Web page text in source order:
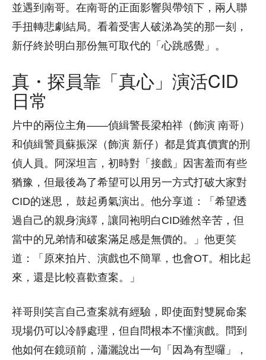
並遇到南哥。在南哥的正面影響與帶領下，兩人聯
手扭轉悲劇結局。看着受害人破涕為笑的那一刻，
新仔終於明白那份無可取代的「心跳感覺」。
真・探員靠「真心」演活CID
日常
片中的兩位主角——偵緝警長梁柏祥（飾演 南哥）
和偵緝警員蘇振深（飾演 新仔）都是貨真價實的刑
偵人員。阿深坦言，初時對「接戲」因害羞而有些
猶豫，但最後為了希望可以用另一方式打破大家對
CID的迷思， 鼓起勇氣演出。他分享道：「希望透
過自己的親身演繹，讓同袍明白CID雖然辛苦，但
當中的兄弟情和破案滿足感是無價的。」他更笑
道：「原來拍片、演戲也不簡單，也會OT。相比起
來，還是比較喜歡查案。」
祥哥則笑言自己查案就有經驗，即使面對雙屍命案
現場仍可以冷靜處理，但自問根本不懂演戲。問到
他如何在鏡頭前，瀟灑說出一句「因為有型囉」，